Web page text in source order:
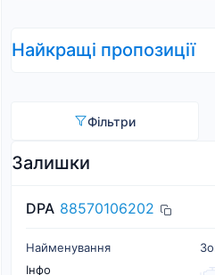
Найкращі пропозиції
Фільтри
Залишки
DPA 88570106202
Найменування
Інфо